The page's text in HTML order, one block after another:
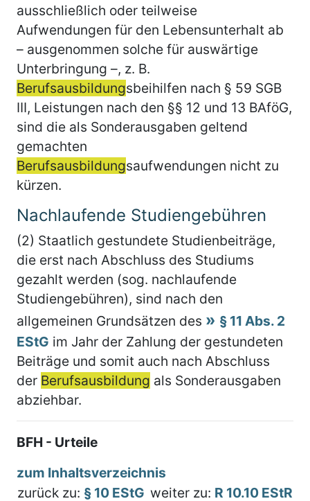
ausschließlich oder teilweise
Aufwendungen für den Lebensunterhalt ab
– ausgenommen solche für auswärtige
Unterbringung –, z. B.
Berufsausbildungsbeihilfen nach § 59 SGB
III, Leistungen nach den §§ 12 und 13 BAföG,
sind die als Sonderausgaben geltend
gemachten
Berufsausbildungsaufwendungen nicht zu
kürzen.
Nachlaufende Studiengebühren
(2) Staatlich gestundete Studienbeiträge,
die erst nach Abschluss des Studiums
gezahlt werden (sog. nachlaufende
Studiengebühren), sind nach den
allgemeinen Grundsätzen des
§ 11 Abs. 2
EStG im Jahr der Zahlung der gestundeten
Beiträge und somit auch nach Abschluss
der Berufsausbildung als Sonderausgaben
abziehbar.
BFH - Urteile
zum Inhaltsverzeichnis
zurück zu: § 10 EStG weiter zu: R 10.10 EStR